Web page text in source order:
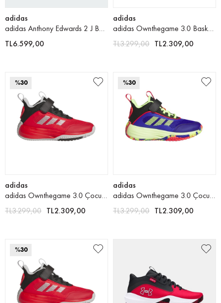
adidas
adidas Anthony Edwards 2 J Basketbol Ayakkabısı
TL6.599,00
adidas
adidas Ownthegame 3.0 Basketbol Ayakkabısı
TL2.309,00
TL3.299,00
adidas
adidas Ownthegame 3.0 Çocuk Basketbol Ayakkabısı
TL2.309,00
TL3.299,00
%30
adidas
adidas Ownthegame 3.0 Çocuk Basketbol Ayakkabısı
TL2.309,00
TL3.299,00
%30
%30